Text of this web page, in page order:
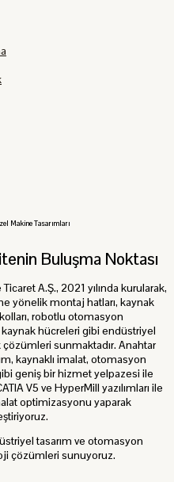
Makine Tasarımları
Buluşma Noktası
A.Ş., 2021 yılında kurularak,
yönelik montaj hatları, kaynak
robotlu otomasyon
hücreleri gibi endüstriyel
sunmaktadır. Anahtar
kaynaklı imalat, otomasyon
geniş bir hizmet yelpazesi ile
V5 ve HyperMill yazılımları ile
optimizasyonu yaparak
tasarım ve otomasyon
çözümleri sunuyoruz.